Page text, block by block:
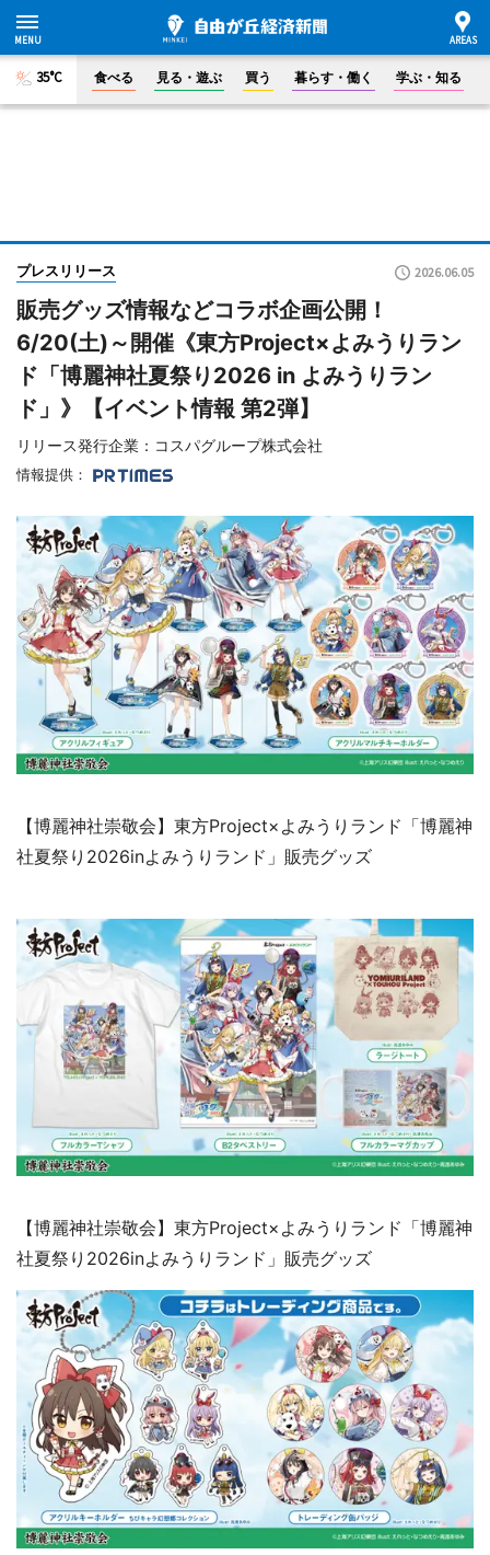
35°C 食べる 見る・遊ぶ 買う 暮らす・働く 学ぶ・知る
プレスリリース 2026.06.05
販売グッズ情報などコラボ企画公開！
6/20(土)～開催《東方Project×よみうりラン
ド「博麗神社夏祭り2026 in よみうりラン
ド」》【イベント情報 第2弾】
リリース発行企業：コスパグループ株式会社
情報提供：
【博麗神社崇敬会】東方Project×よみうりランド「博麗神
社夏祭り2026inよみうりランド」販売グッズ
【博麗神社崇敬会】東方Project×よみうりランド「博麗神
社夏祭り2026inよみうりランド」販売グッズ